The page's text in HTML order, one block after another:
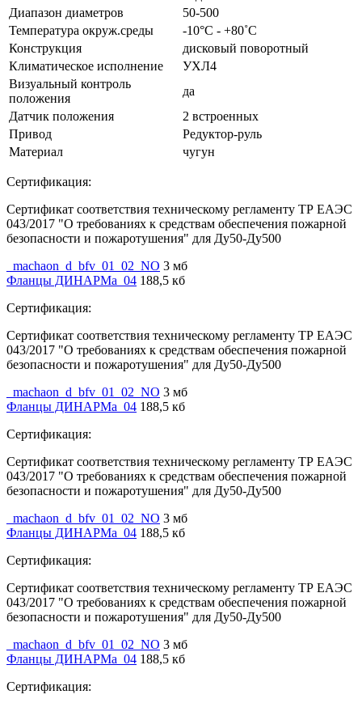
Диапазон диаметров
50-500
Температура окруж.среды
-10°С - +80˚С
Конструкция
дисковый поворотный
Климатическое исполнение
УХЛ4
Визуальный контроль
положения
да
Датчик положения
2 встроенных
Привод
Редуктор-руль
Материал
чугун
Сертификация:
Сертификат соответствия техническому регламенту ТР ЕАЭС
043/2017 "О требованиях к средствам обеспечения пожарной
безопасности и пожаротушения" для Ду50-Ду500
_machaon_d_bfv_01_02_NO 3 мб
Фланцы ДИНАРМа_04 188,5 кб
Сертификация:
Сертификат соответствия техническому регламенту ТР ЕАЭС
043/2017 "О требованиях к средствам обеспечения пожарной
безопасности и пожаротушения" для Ду50-Ду500
_machaon_d_bfv_01_02_NO 3 мб
Фланцы ДИНАРМа_04 188,5 кб
Сертификация:
Сертификат соответствия техническому регламенту ТР ЕАЭС
043/2017 "О требованиях к средствам обеспечения пожарной
безопасности и пожаротушения" для Ду50-Ду500
_machaon_d_bfv_01_02_NO 3 мб
Фланцы ДИНАРМа_04 188,5 кб
Сертификация:
Сертификат соответствия техническому регламенту ТР ЕАЭС
043/2017 "О требованиях к средствам обеспечения пожарной
безопасности и пожаротушения" для Ду50-Ду500
_machaon_d_bfv_01_02_NO 3 мб
Фланцы ДИНАРМа_04 188,5 кб
Сертификация: